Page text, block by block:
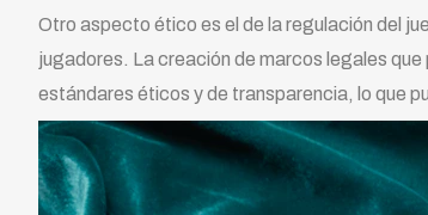
Otro aspecto ético es el de la regulación del
jugadores. La creación de marcos legales
estándares éticos y de transparencia, lo que